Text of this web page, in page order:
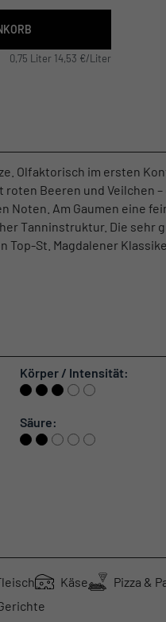
0,75 Liter 14,53 €/Liter
Olfaktorisch im ersten
Beeren und Veilchen
Noten. Am Gaumen eine
Tanninstruktur. Die sehr
Top-St. Magdalener
Körper / Intensität:
Säure:
Käse
Pizza &